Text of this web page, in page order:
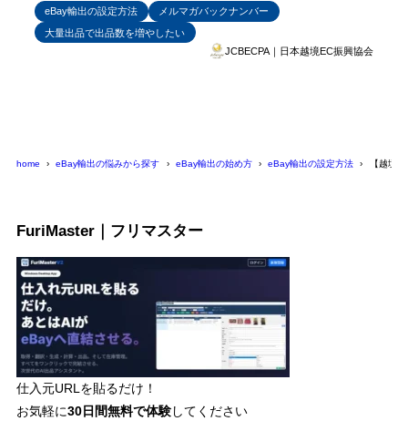
eBay輸出の設定方法
メルマガバックナンバー
大量出品で出品数を増やしたい
JCBECPA｜日本越境EC振興協会
home eBay輸出の悩みから探す eBay輸出の始め方 eBay輸出の設定方法 【越境
FuriMaster｜フリマスター
仕入元URLを貼るだけ！
お気軽に30日間無料で体験してください